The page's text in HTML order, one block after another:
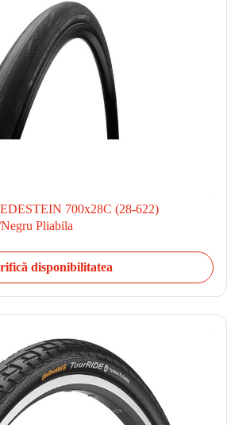
700x28C (28-622)
Pliabila
disponibilitatea